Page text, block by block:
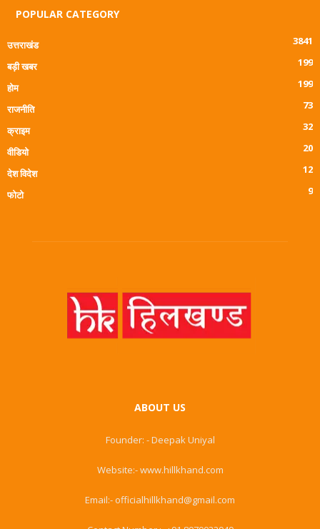
POPULAR CATEGORY
उत्तराखंड
3841
बड़ी खबर
199
होम
199
राजनीति
73
क्राइम
32
वीडियो
20
देश विदेश
12
फोटो
9
ABOUT US
Founder: - Deepak Uniyal
Website:- www.hillkhand.com
Email:- officialhillkhand@gmail.com